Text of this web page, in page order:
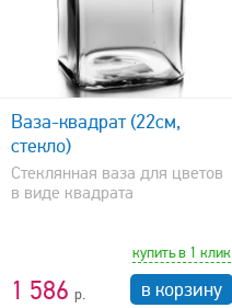
Ваза-квадрат (22см,
стекло)
Стеклянная ваза для цветов
в виде квадрата
1 586
купить в 1 клик
в корзину
быстрый просмотр